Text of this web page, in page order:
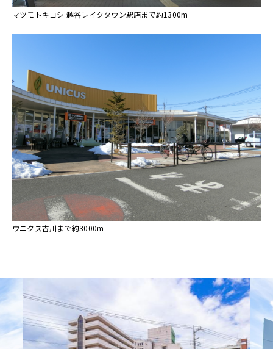
マツモトキヨシ 越谷レイクタウン駅店まで約1300m
ウニクス吉川まで約3000m